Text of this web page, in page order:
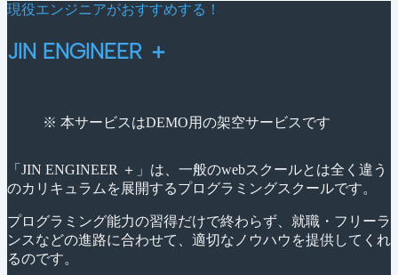
現役エンジニアがおすすめする！
JIN ENGINEER ＋
※ 本サービスはDEMO用の架空サービスです
「JIN ENGINEER ＋」は、一般のwebスクールとは全く違う
のカリキュラムを展開するプログラミングスクールです。
プログラミング能力の習得だけで終わらず、就職・フリーラ
ンスなどの進路に合わせて、適切なノウハウを提供してくれ
るのです。